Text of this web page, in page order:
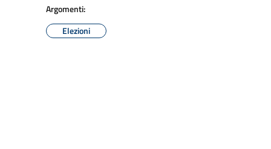
Argomenti:
Elezioni